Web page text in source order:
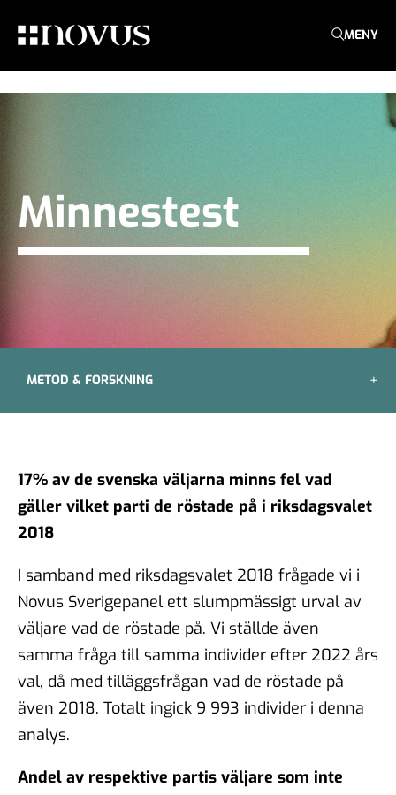
MENY
Minnestest
METOD & FORSKNING
17% av de svenska väljarna minns fel vad
gäller vilket parti de röstade på i riksdagsvalet
2018
I samband med riksdagsvalet 2018 frågade vi i
Novus Sverigepanel ett slumpmässigt urval av
väljare vad de röstade på. Vi ställde även
samma fråga till samma individer efter 2022 års
val, då med tilläggsfrågan vad de röstade på
även 2018. Totalt ingick 9 993 individer i denna
analys.
Andel av respektive partis väljare som inte